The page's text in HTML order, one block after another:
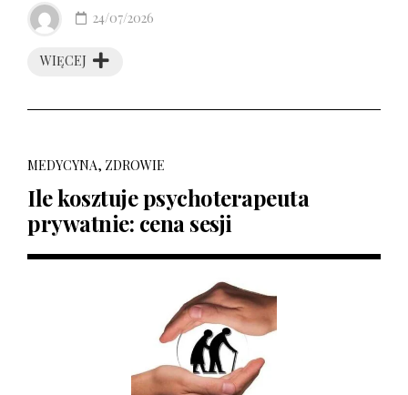
WIĘCEJ
24/07/2026
MEDYCYNA, ZDROWIE
Ile kosztuje psychoterapeuta
prywatnie: cena sesji